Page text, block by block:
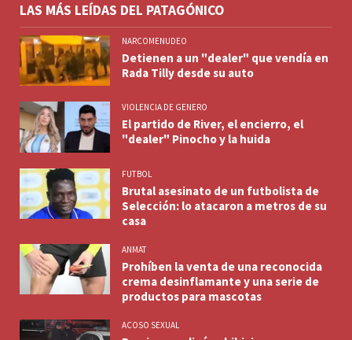
LAS MÁS LEÍDAS DEL PATAGÓNICO
NARCOMENUDEO
Detienen a un "dealer" que vendía en
Rada Tilly desde su auto
VIOLENCIA DE GENERO
El partido de River, el encierro, el
"dealer" Pinocho y la huida
FUTBOL
Brutal asesinato de un futbolista de
Selección: lo atacaron a metros de su
casa
ANMAT
Prohíben la venta de una reconocida
crema desinflamante y una serie de
productos para mascotas
ACOSO SEXUAL